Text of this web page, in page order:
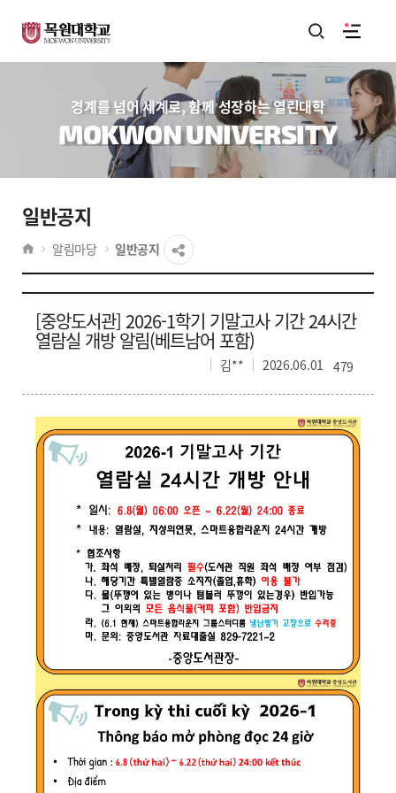
경계를 넘어 세계로, 함께 성장하는 열린대학
MOKWON UNIVERSITY
일반공지
알림마당 일반공지
[중앙도서관] 2026-1학기 기말고사 기간 24시간
열람실 개방 알림(베트남어 포함)
김** 2026.06.01 479